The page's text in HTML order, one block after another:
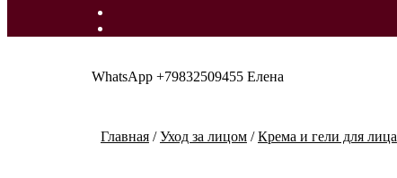
WhatsApp +79832509455 Елена
Главная/Уход за лицом/Крема и гели для лица